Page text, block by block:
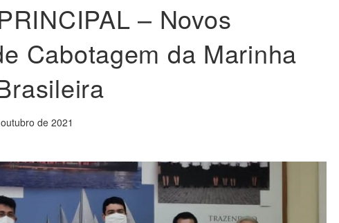
– Novos
Cabotagem da Marinha
de 2021